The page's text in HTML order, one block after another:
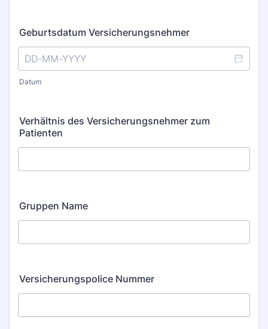
Geburtsdatum Versicherungsnehmer
Datum
Verhältnis des Versicherungsnehmer zum
Patienten
Gruppen Name
Versicherungspolice Nummer